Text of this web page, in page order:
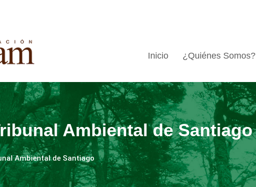
Inicio ¿Quiénes Somos?
Ambiental de Santiago
Ambiental de Santiago